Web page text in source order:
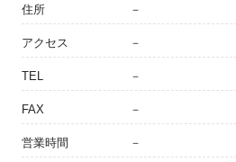
住所 －
アクセス －
TEL －
FAX －
営業時間 －